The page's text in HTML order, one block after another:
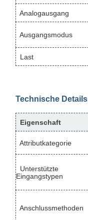
Analogausgang
Ausgangsmodus
Last
Technische Details
Eigenschaft
Attributkategorie
Unterstützte
Eingangstypen
Anschlussmethoden